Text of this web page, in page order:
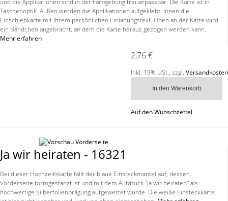
Taschenoptik. Außen werden die Applikationen aufgeklebt. Innen die
Einschiebkarte mit Ihrem persönlichen Einladungstext. Oben an der Karte wird
ein Bändchen angebracht, an dem die Karte heraus gezogen werden kann.
Mehr erfahren
2,76 €
Inkl. 19% USt., zzgl. Versandkosten
In den Warenkorb
Auf den Wunschzettel
Ja wir heiraten - 16321
Bei dieser Hochzeitskarte fällt der blaue Einsteckmantel auf, dessen
Vorderseite formgestanzt ist und mit dem Aufdruck "Ja wir heiraten" als
hochwertige Silberfolienprägung aufgewertet wurde. Die weiße Einsteckkarte